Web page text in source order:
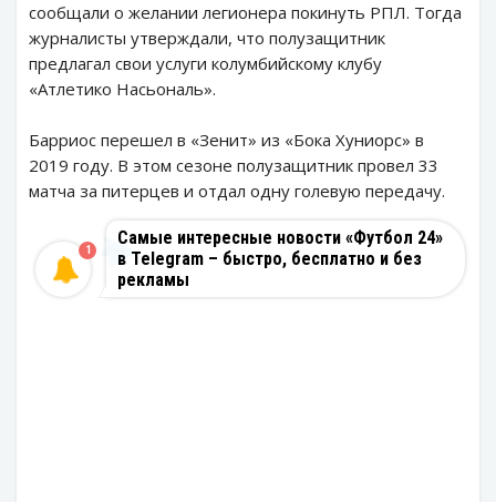
сообщали о желании легионера покинуть РПЛ. Тогда
журналисты утверждали, что полузащитник
предлагал свои услуги колумбийскому клубу
«Атлетико Насьональ».
Барриос перешел в «Зенит» из «Бока Хуниорс» в
2019 году. В этом сезоне полузащитник провел 33
матча за питерцев и отдал одну голевую передачу.
Самые интересные новости «Футбол 24»
в Telegram – быстро, бесплатно и без
рекламы
1